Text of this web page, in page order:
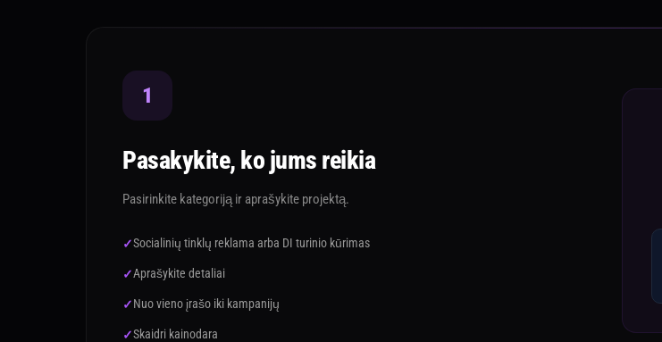
1
Pasakykite, ko jums reikia
Pasirinkite kategoriją ir aprašykite projektą.
Socialinių tinklų reklama arba DI turinio kūrimas
Aprašykite detaliai
Nuo vieno įrašo iki kampanijų
Skaidri kainodara